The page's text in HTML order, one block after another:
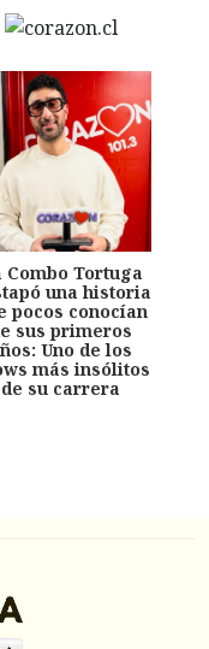
Combo Tortuga
una historia
pocos conocían
sus primeros
Uno de los
más insólitos
de su carrera